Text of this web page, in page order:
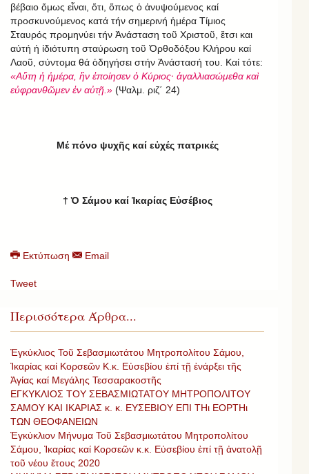
βέβαιο ὅμως εἶναι, ὅτι, ὅπως ὁ ἀνυψούμενος καί
προσκυνούμενος κατά τήν σημερινή ἡμέρα Τίμιος
Σταυρός προμηνύει τήν Ἀνάσταση τοῦ Χριστοῦ, ἔτσι και
αὐτή ἡ ἰδιότυπη σταύρωση τοῦ Ὀρθοδόξου Κλήρου καί
Λαοῦ, σύντομα θά ὁδηγήσει στήν Ἀνάστασή του. Καί τότε:
«Αὕτη ἡ ἡμέρα, ἣν ἐποίησεν ὁ Κύριος· ἀγαλλιασώμεθα καὶ
εὐφρανθῶμεν ἐν αὐτῇ.» (Ψαλμ. ριζ΄ 24)
Μέ πόνο ψυχῆς καί εὐχές πατρικές
†Ὁ Σάμου καί Ἰκαρίας Εὐσέβιος
Εκτύπωση Email
Tweet
Περισσότερα Άρθρα...
Ἐγκύκλιος Τοῦ Σεβασμιωτάτου Μητροπολίτου Σάμου,
Ἰκαρίας καί Κορσεῶν Κ.κ. Εὐσεβίου ἐπί τῇ ἐνάρξει τῆς
Ἁγίας καί Μεγάλης Τεσσαρακοστῆς
ΕΓΚΥΚΛΙΟΣ ΤΟΥ ΣΕΒΑΣΜΙΩΤΑΤΟΥ ΜΗΤΡΟΠΟΛΙΤΟΥ
ΣΑΜΟΥ ΚΑΙ ΙΚΑΡΙΑΣ κ. κ. ΕΥΣΕΒΙΟΥ ΕΠΙ ΤΗι ΕΟΡΤΗι
ΤΩΝ ΘΕΟΦΑΝΕΙΩΝ
Ἐγκύκλιον Μήνυμα Τοῦ Σεβασμιωτάτου Μητροπολίτου
Σάμου, Ἰκαρίας καί Κορσεῶν κ.κ. Εὐσεβίου ἐπί τῇ ἀνατολῇ
τοῦ νέου ἔτους 2020